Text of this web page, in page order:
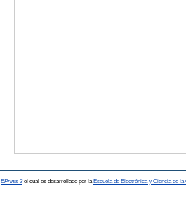
EPrints 3el cual es desarrollado por la Escuela de Electrónica y Ciencia de la